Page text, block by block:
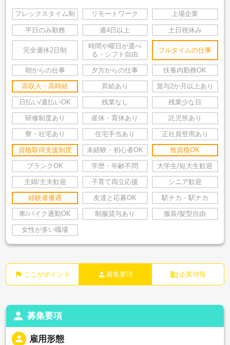
フレックスタイム制 リモートワーク 上場企業
平日のみ勤務 週4日以上 土日祝休み
完全週休2日制
時間や曜日が選べ
る・シフト自由
フルタイムの仕事
朝からの仕事 夕方からの仕事 扶養内勤務OK
高収入・高時給 昇給あり 賞与2か月以上あり
日払い/週払いOK 残業なし 残業少な目
研修制度あり 産休・育休あり 託児所あり
寮・社宅あり 住宅手当あり 正社員登用あり
資格取得支援制度 未経験・初心者OK 無資格OK
ブランクOK 学歴・年齢不問 大学生/短大生歓迎
主婦/主夫歓迎 子育て両立応援 シニア歓迎
経験者優遇 友達と応募OK 駅チカ・駅ナカ
車/バイク通勤OK 制服貸与あり 服装/髪型自由
女性が多い職場
flag ここがポイント person 募集要項 business 企業情報
person 募集要項
person 雇用形態